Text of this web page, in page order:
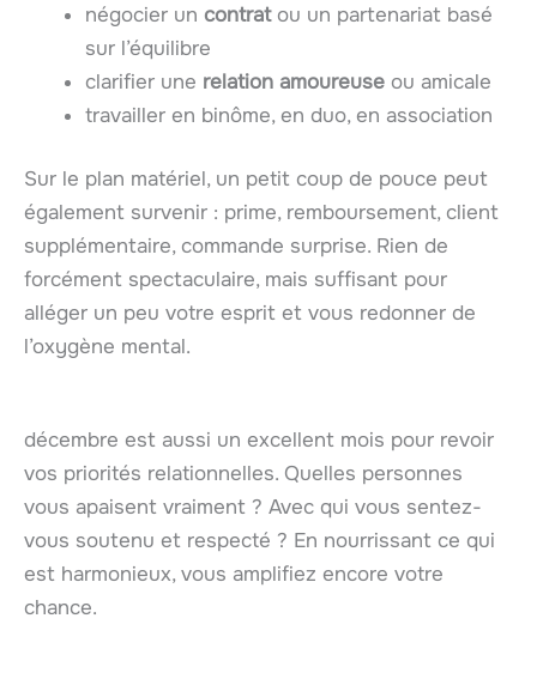
négocier un contratou un partenariat basé
sur l’équilibre
clarifier une relation amoureuse ou amicale
travailler en binôme, en duo, en association
Sur le plan matériel, un petit coup de pouce peut
également survenir : prime, remboursement, client
supplémentaire, commande surprise. Rien de
forcément spectaculaire, mais suffisant pour
alléger un peu votre esprit et vous redonner de
l’oxygène mental.
décembre est aussi un excellent mois pour revoir
vos priorités relationnelles. Quelles personnes
vous apaisent vraiment ? Avec qui vous sentez-
vous soutenu et respecté ? En nourrissant ce qui
est harmonieux, vous amplifiez encore votre
chance.